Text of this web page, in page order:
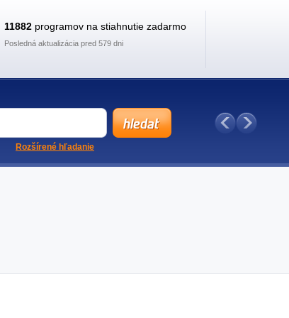
11882 programov na stiahnutie zadarmo
Posledná aktualizácia pred 579 dni
Rozšírené hľadanie